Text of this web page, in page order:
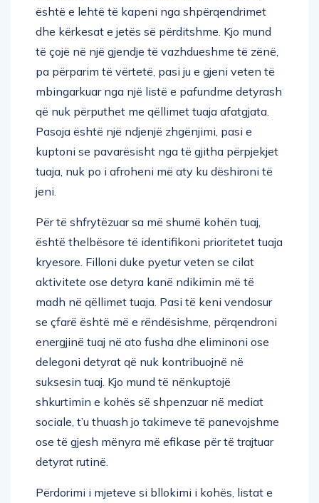
është e lehtë të kapeni nga shpërqendrimet
dhe kërkesat e jetës së përditshme. Kjo mund
të çojë në një gjendje të vazhdueshme të zënë,
pa përparim të vërtetë, pasi ju e gjeni veten të
mbingarkuar nga një listë e pafundme detyrash
që nuk përputhet me qëllimet tuaja afatgjata.
Pasoja është një ndjenjë zhgënjimi, pasi e
kuptoni se pavarësisht nga të gjitha përpjekjet
tuaja, nuk po i afroheni më aty ku dëshironi të
jeni.
Për të shfrytëzuar sa më shumë kohën tuaj,
është thelbësore të identifikoni prioritetet tuaja
kryesore. Filloni duke pyetur veten se cilat
aktivitete ose detyra kanë ndikimin më të
madh në qëllimet tuaja. Pasi të keni vendosur
se çfarë është më e rëndësishme, përqendroni
energjinë tuaj në ato fusha dhe eliminoni ose
delegoni detyrat që nuk kontribuojnë në
suksesin tuaj. Kjo mund të nënkuptojë
shkurtimin e kohës së shpenzuar në mediat
sociale, t’u thuash jo takimeve të panevojshme
ose të gjesh mënyra më efikase për të trajtuar
detyrat rutinë.
Përdorimi i mjeteve si bllokimi i kohës, listat e